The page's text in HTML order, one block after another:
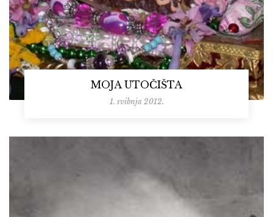
MOJA UTOČIŠTA
1. svibnja 2012.